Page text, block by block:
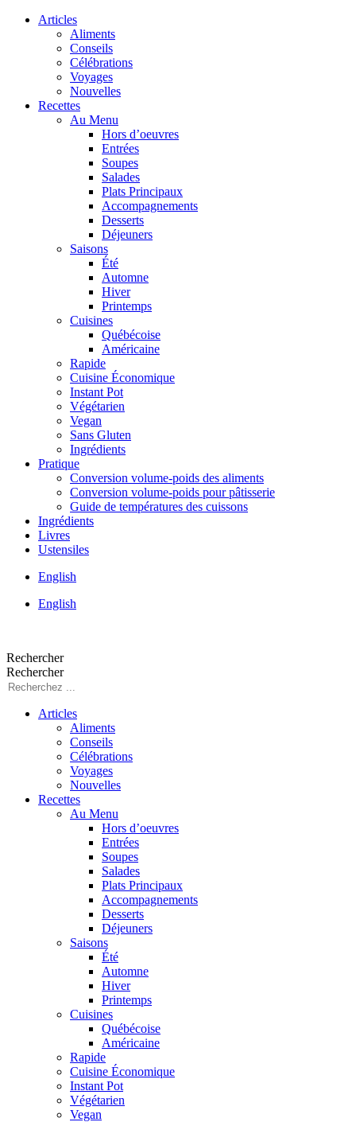
Articles
Aliments
Conseils
Célébrations
Voyages
Nouvelles
Recettes
Au Menu
Hors d’oeuvres
Entrées
Soupes
Salades
Plats Principaux
Accompagnements
Desserts
Déjeuners
Saisons
Été
Automne
Hiver
Printemps
Cuisines
Québécoise
Américaine
Rapide
Cuisine Économique
Instant Pot
Végétarien
Vegan
Sans Gluten
Ingrédients
Pratique
Conversion volume-poids des aliments
Conversion volume-poids pour pâtisserie
Guide de températures des cuissons
Ingrédients
Livres
Ustensiles
English
English
Rechercher
Rechercher
Articles
Aliments
Conseils
Célébrations
Voyages
Nouvelles
Recettes
Au Menu
Hors d’oeuvres
Entrées
Soupes
Salades
Plats Principaux
Accompagnements
Desserts
Déjeuners
Saisons
Été
Automne
Hiver
Printemps
Cuisines
Québécoise
Américaine
Rapide
Cuisine Économique
Instant Pot
Végétarien
Vegan